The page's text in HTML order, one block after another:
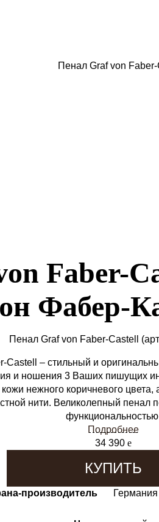
Faber-
Фабер-
Пенал Graf von Faber-Castell
Castell – стильный и
и ношения 3 Ваших пишущих
кожи нежного коричневого
нити. Великолепный пенал
Подробнее
34 390 e
КУПИТЬ
производитель Германия